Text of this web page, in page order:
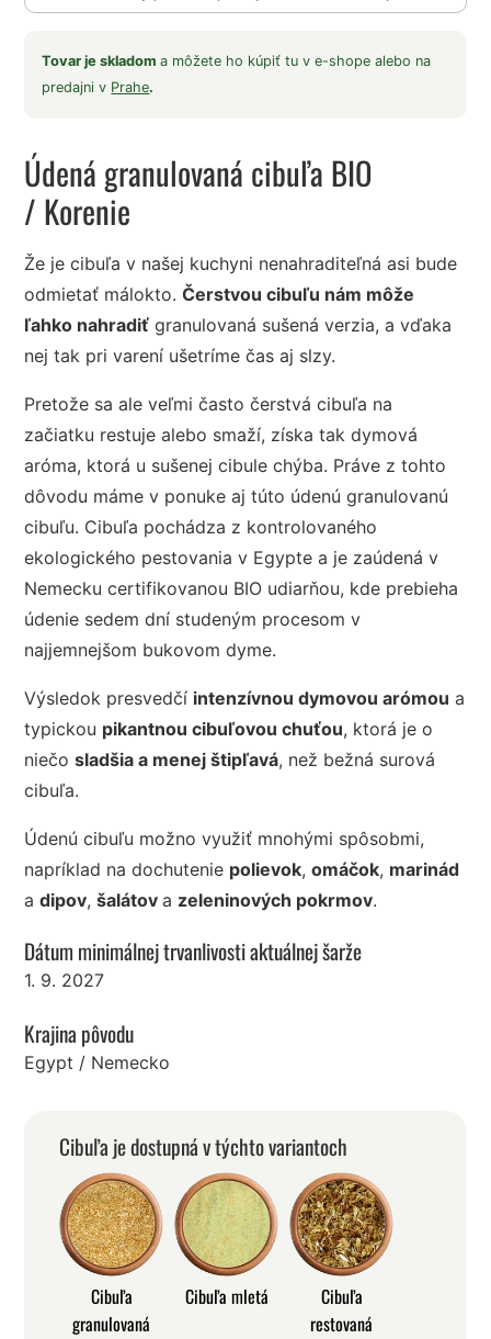
Tovar je skladoma môžete ho kúpiť tu v e-shope alebo na
predajni v Prahe.
Údená granulovaná cibuľa BIO
/ Korenie
Že je cibuľa v našej kuchyni nenahraditeľná asi bude
odmietať málokto.Čerstvou cibuľu nám môže
ľahko nahradiť granulovaná sušená verzia, a vďaka
nej tak pri varení ušetríme čas aj slzy.
Pretože sa ale veľmi často čerstvá cibuľa na
začiatku restuje alebo smaží, získa tak dymová
aróma, ktorá u sušenej cibule chýba. Práve z tohto
dôvodu máme v ponuke aj túto údenú granulovanú
cibuľu. Cibuľa pochádza z kontrolovaného
ekologického pestovania v Egypte a je zaúdená v
Nemecku certifikovanou BIO udiarňou, kde prebieha
údenie sedem dní studeným procesom v
najjemnejšom bukovom dyme.
Výsledok presvedčí intenzívnou dymovou arómou a
typickou pikantnou cibuľovou chuťou, ktorá je o
niečosladšia a menej štipľavá, než bežná surová
cibuľa.
Údenú cibuľu možno využiť mnohými spôsobmi,
napríklad na dochutenie polievok,omáčok, marinád
adipov,šalátova zeleninových pokrmov.
Dátum minimálnej trvanlivosti aktuálnej šarže
1. 9. 2027
Krajina pôvodu
Egypt / Nemecko
Cibuľa je dostupná v týchto variantoch
Cibuľa
granulovaná
Cibuľa mletá
Cibuľa
restovaná